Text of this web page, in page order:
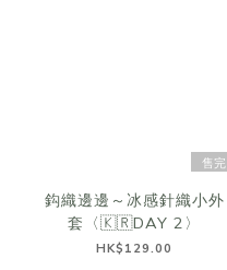
售完
鈎織邊邊～冰感針織小外
套〈🇰🇷DAY 2〉
HK$129.00